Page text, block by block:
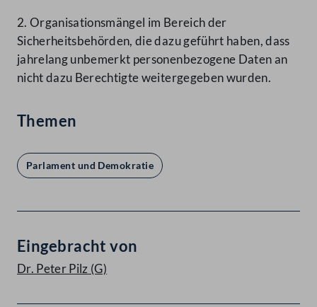
2. Organisationsmängel im Bereich der
Sicherheitsbehörden, die dazu geführt haben, dass
jahrelang unbemerkt personenbezogene Daten an
nicht dazu Berechtigte weitergegeben wurden.
Themen
Parlament und Demokratie
Eingebracht von
Dr. Peter Pilz (G)